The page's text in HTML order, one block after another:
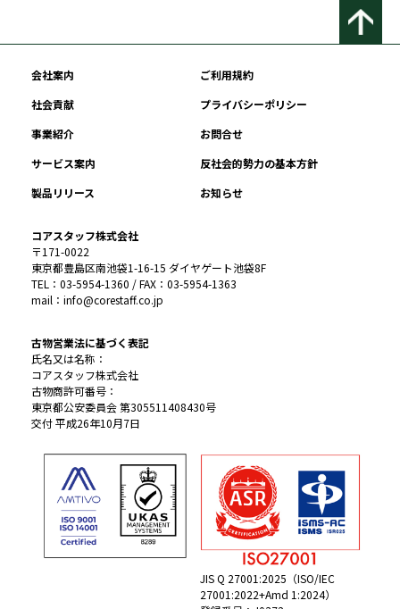
会社案内
ご利用規約
社会貢献
プライバシーポリシー
事業紹介
お問合せ
サービス案内
反社会的勢力の基本方針
製品リリース
お知らせ
コアスタッフ株式会社
〒171-0022
東京都豊島区南池袋1-16-15 ダイヤゲート池袋8F
TEL：03-5954-1360 / FAX：03-5954-1363
mail：info@corestaff.co.jp
古物営業法に基づく表記
氏名又は名称：
コアスタッフ株式会社
古物商許可番号：
東京都公安委員会 第305511408430号
交付 平成26年10月7日
JIS Q 27001:2025（ISO/IEC
27001:2022+Amd 1:2024）